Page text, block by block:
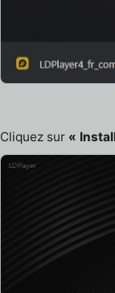
Cliquez sur «